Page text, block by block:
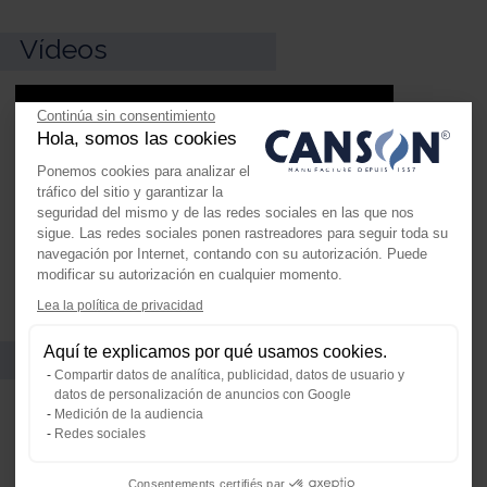
Vídeos
También le puede gustar
Continúa sin consentimiento
Hola, somos las cookies
Ponemos cookies para analizar el
tráfico del sitio y garantizar la
seguridad del mismo y de las redes sociales en las que nos
sigue. Las redes sociales ponen rastreadores para seguir toda su
navegación por Internet, contando con su autorización. Puede
modificar su autorización en cualquier momento.
Lea la política de privacidad
Aquí te explicamos por qué usamos cookies.
Compartir datos de analítica, publicidad, datos de usuario y
datos de personalización de anuncios con Google
Medición de la audiencia
Redes sociales
Consentements certifiés par
Nuestra plataforma te permite